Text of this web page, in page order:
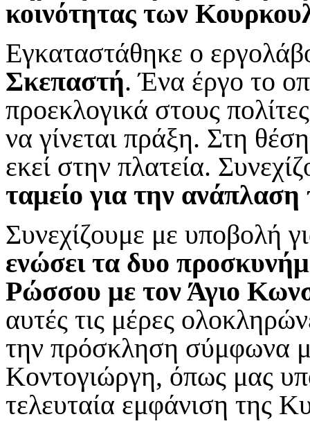
κοινότητας των
Εγκαταστάθηκε ο
Σκεπαστή. Ένα έργο το
προεκλογικά στους
να γίνεται πράξη. Στη
εκεί στην πλατεία.
ταμείο για την
Συνεχίζουμε με υποβολή
ενώσει τα δυο
Ρώσσου με τον Άγιο
αυτές τις μέρες
την πρόσκληση σύμφωνα
Κοντογιώργη, όπως μας
τελευταία εμφάνιση της